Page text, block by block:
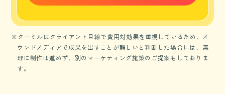
※クーミルはクライアント目線で費用対効果を重視しているため、オ
ウンドメディアで成果を出すことが難しいと判断した場合には、無
理に制作は進めず、別のマーケティング施策のご提案もしておりま
す。